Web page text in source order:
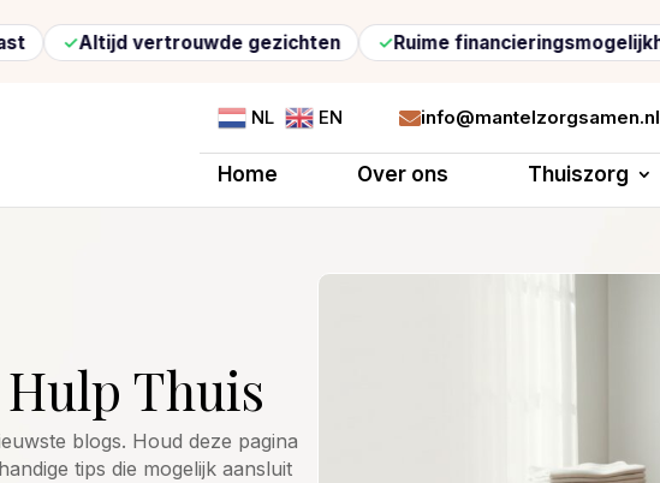
vertrouwde gezichten Ruime financieringsmogelijkheden
NL EN info@mantelzorgsamen.nl
Home Over ons Thuiszorg
Thuis
blogs. Houd deze pagina
tips die mogelijk aansluit